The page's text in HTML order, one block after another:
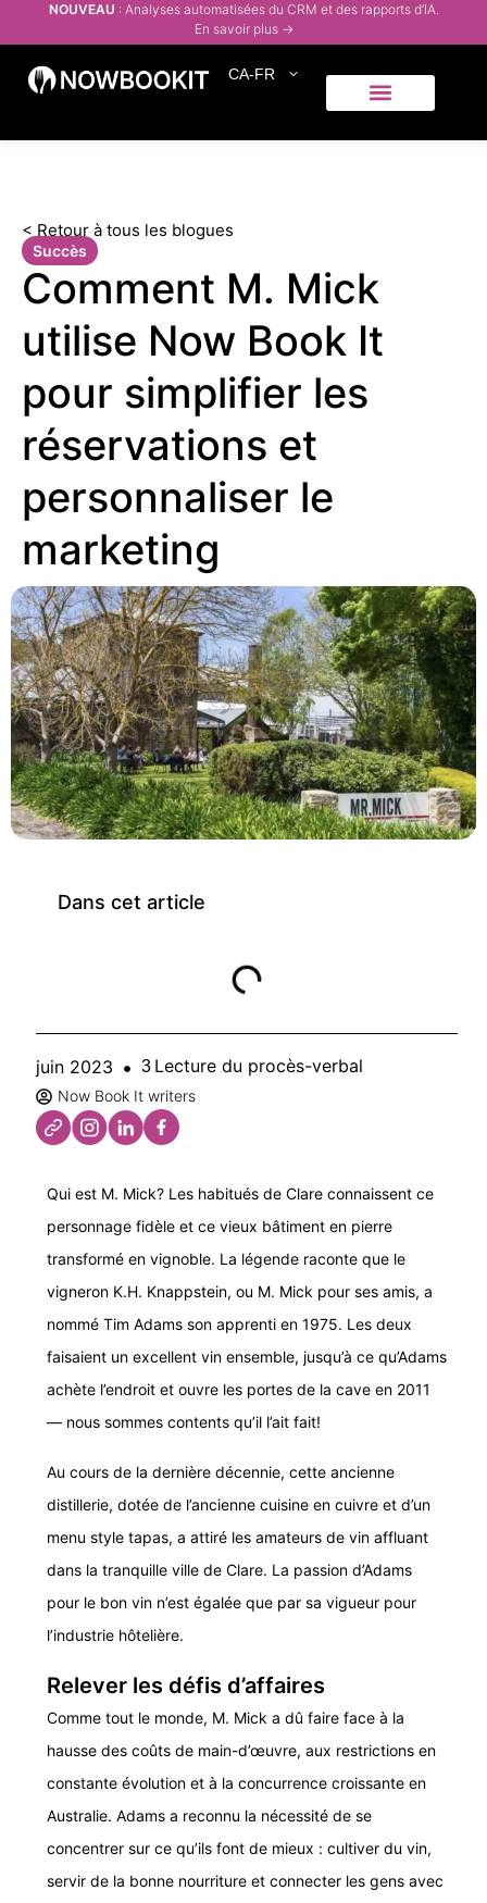
NOUVEAU : Analyses automatisées du CRM et des rapports d’IA.
En savoir plus →
CA-FR
< Retour à tous les blogues
Succès
Comment M. Mick
utilise Now Book It
pour simplifier les
réservations et
personnaliser le
marketing
Dans cet article
juin 2023 3 Lecture du procès-verbal
Now Book It writers
Qui est M. Mick? Les habitués de Clare connaissent ce
personnage fidèle et ce vieux bâtiment en pierre
transformé en vignoble. La légende raconte que le
vigneron K.H. Knappstein, ou M. Mick pour ses amis, a
nommé Tim Adams son apprenti en 1975. Les deux
faisaient un excellent vin ensemble, jusqu’à ce qu’Adams
achète l’endroit et ouvre les portes de la cave en 2011
— nous sommes contents qu’il l’ait fait!
Au cours de la dernière décennie, cette ancienne
distillerie, dotée de l’ancienne cuisine en cuivre et d’un
menu style tapas, a attiré les amateurs de vin affluant
dans la tranquille ville de Clare. La passion d’Adams
pour le bon vin n’est égalée que par sa vigueur pour
l’industrie hôtelière.
Relever les défis d’affaires
Comme tout le monde, M. Mick a dû faire face à la
hausse des coûts de main-d’œuvre, aux restrictions en
constante évolution et à la concurrence croissante en
Australie. Adams a reconnu la nécessité de se
concentrer sur ce qu’ils font de mieux : cultiver du vin,
servir de la bonne nourriture et connecter les gens avec